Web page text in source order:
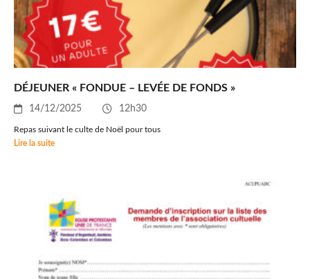
DÉJEUNER « FONDUE – LEVÉE DE FONDS »
14/12/2025 12h30
Repas suivant le culte de Noël pour tous
Lire la suite